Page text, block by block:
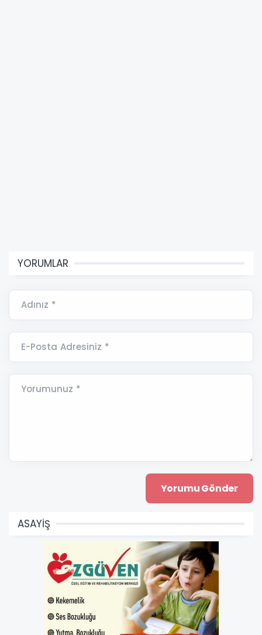
YORUMLAR
Adınız *
E-Posta Adresiniz *
Yorumunuz *
ASAYİŞ